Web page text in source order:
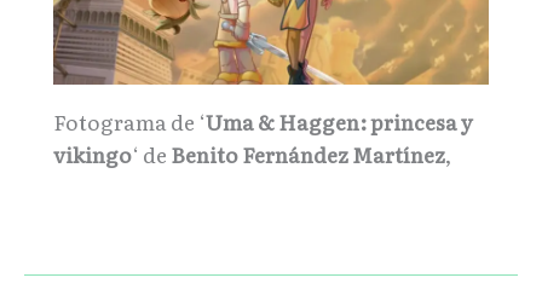
Fotograma de ‘Uma & Haggen: princesa y
vikingo‘ de Benito Fernández Martínez,